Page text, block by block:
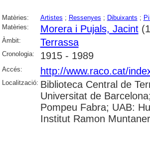
Matèries: Artistes ; Ressenyes ; Dibuixants ;
Matèries:
Morera i Pujals, Jacint
Àmbit: Terrassa
Cronologia: 1915 - 1989
Accés: http://www.raco.cat/
Localització: Biblioteca Central de
Universitat de
Pompeu Fabra; UAB:
Institut Ramon